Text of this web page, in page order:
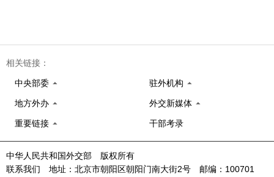
相关链接：
中央部委 驻外机构
地方外办 外交新媒体
重要链接 干部考录
中华人民共和国外交部 版权所有
联系我们 地址：北京市朝阳区朝阳门南大街2号 邮编：100701